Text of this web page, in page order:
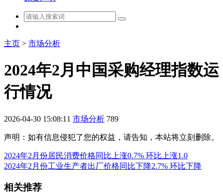
主页 > 市场分析
2024年2月中国采购经理指数运
行情况
2026-04-30 15:08:11 市场分析 789
声明：如有信息侵犯了您的权益，请告知，本站将立刻删除。
2024年2月份居民消费价格同比上涨0.7% 环比上涨1.0
2024年2月份工业生产者出厂价格同比下降2.7% 环比下降
相关推荐